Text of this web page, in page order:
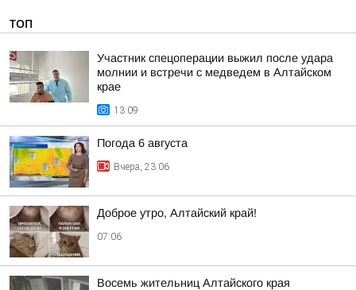
ТОП
Участник спецоперации выжил после удара
молнии и встречи с медведем в Алтайском
крае
13:09
Погода 6 августа
Вчера, 23:06
Доброе утро, Алтайский край!
07:06
Восемь жительниц Алтайского края